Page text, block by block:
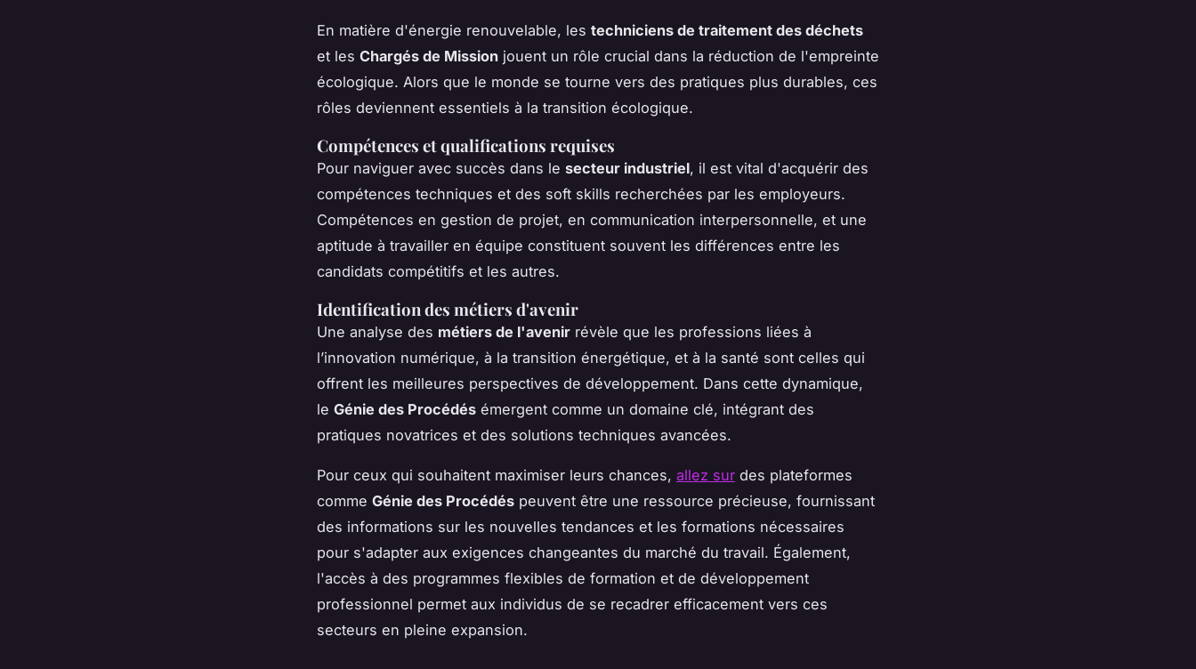
En matière d'énergie renouvelable, les techniciens de traitement des déchets
et les Chargés de Mission jouent un rôle crucial dans la réduction de l'empreinte
écologique. Alors que le monde se tourne vers des pratiques plus durables, ces
rôles deviennent essentiels à la transition écologique.
Compétences et qualifications requises
Pour naviguer avec succès dans le secteur industriel, il est vital d'acquérir des
compétences techniques et des soft skills recherchées par les employeurs.
Compétences en gestion de projet, en communication interpersonnelle, et une
aptitude à travailler en équipe constituent souvent les différences entre les
candidats compétitifs et les autres.
Identification des métiers d'avenir
Une analyse des métiers de l'avenir révèle que les professions liées à
l’innovation numérique, à la transition énergétique, et à la santé sont celles qui
offrent les meilleures perspectives de développement. Dans cette dynamique,
le Génie des Procédés émergent comme un domaine clé, intégrant des
pratiques novatrices et des solutions techniques avancées.
Pour ceux qui souhaitent maximiser leurs chances, allez sur des plateformes
comme Génie des Procédés peuvent être une ressource précieuse, fournissant
des informations sur les nouvelles tendances et les formations nécessaires
pour s'adapter aux exigences changeantes du marché du travail. Également,
l'accès à des programmes flexibles de formation et de développement
professionnel permet aux individus de se recadrer efficacement vers ces
secteurs en pleine expansion.